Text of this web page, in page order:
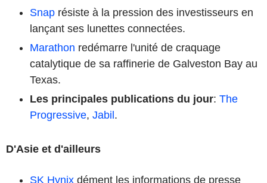
Snap résiste à la pression des investisseurs en
lançant ses lunettes connectées.
Marathon redémarre l'unité de craquage
catalytique de sa raffinerie de Galveston Bay au
Texas.
Les principales publications du jour: The
Progressive, Jabil.
D'Asie et d'ailleurs
SK Hynix dément les informations de presse